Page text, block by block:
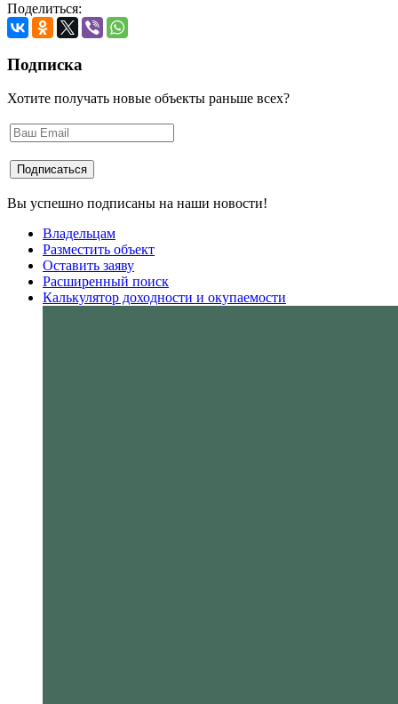
Поделиться:
Подписка
Хотите получать новые объекты раньше всех?
Вы успешно подписаны на наши новости!
Владельцам
Разместить объект
Оставить заяву
Расширенный поиск
Калькулятор доходности и окупаемости